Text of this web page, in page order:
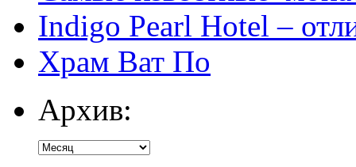
Indigo Pearl Hotel –
Храм Ват По
Архив: